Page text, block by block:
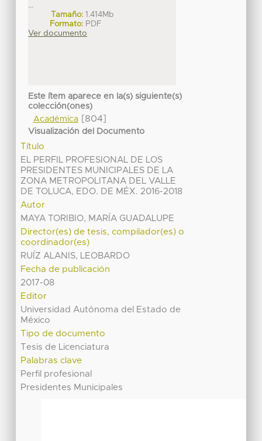
...
Tamaño: 1.414Mb
Formato: PDF
Ver documento
Este ítem aparece en la(s) siguiente(s)
colección(ones)
Académica[804]
Visualización del Documento
Título
EL PERFIL PROFESIONAL DE LOS
PRESIDENTES MUNICIPALES DE LA
ZONA METROPOLITANA DEL VALLE
DE TOLUCA, EDO. DE MÉX. 2016-2018
Autor
MAYA TORIBIO, MARÍA GUADALUPE
Director(es) de tesis, compilador(es) o
coordinador(es)
RUÍZ ALANIS, LEOBARDO
Fecha de publicación
2017-08
Editor
Universidad Autónoma del Estado de
México
Tipo de documento
Tesis de Licenciatura
Palabras clave
Perfil profesional
Presidentes Municipales